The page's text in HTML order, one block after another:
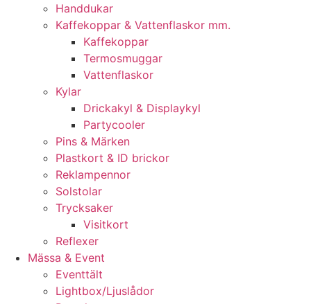
Handdukar
Kaffekoppar & Vattenflaskor mm.
Kaffekoppar
Termosmuggar
Vattenflaskor
Kylar
Drickakyl & Displaykyl
Partycooler
Pins & Märken
Plastkort & ID brickor
Reklampennor
Solstolar
Trycksaker
Visitkort
Reflexer
Mässa & Event
Eventtält
Lightbox/Ljuslådor